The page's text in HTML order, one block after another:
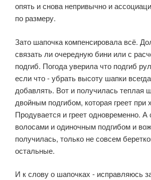
опять и снова непривычно и
по размеру.
Зато шапочка компенсировала всё.
связать ли очередную бини или с
подгиб. Погода уверила что подгиб
если что - убрать высоту шапки
добавлять. Вот и получилась теплая
двойным подгибом, которая греет при
Продувается и греет одновременно.
волосами и одиночным подгибом и
получилась, только не совсем
остальные.
И к слову о шапочках - исправляюсь